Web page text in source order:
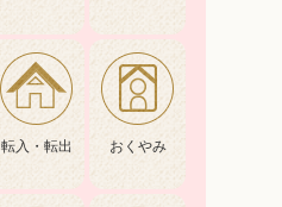
転入・転出 おくやみ